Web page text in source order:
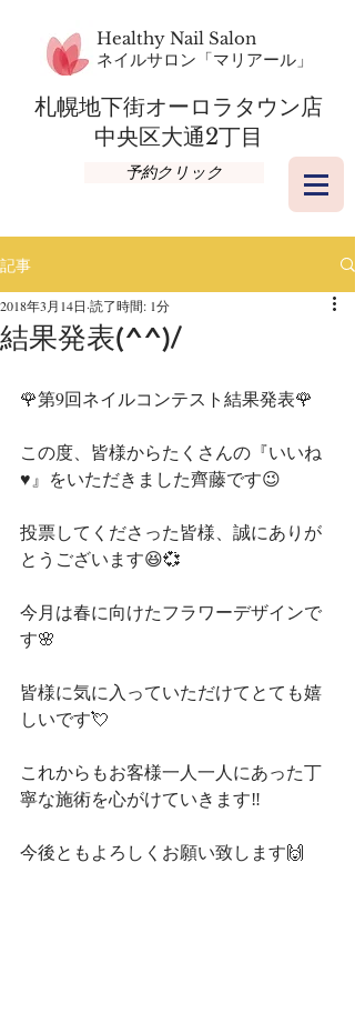
Healthy Nail Salon
​ネイルサロン「マリアール」
札幌地下街オーロラタウン店​
​中央区大通2丁目
予約クリック
記事
結果発表(^^)/
2018年3月14日 読了時間: 1分
🌹第9回ネイルコンテスト結果発表🌹
この度、皆様からたくさんの『いいね
♥』をいただきました齊藤です😉
投票してくださった皆様、誠にありが
とうございます😆💞
今月は春に向けたフラワーデザインで
す🌸
皆様に気に入っていただけてとても嬉
しいです💘
これからもお客様一人一人にあった丁
寧な施術を心がけていきます‼️
今後ともよろしくお願い致します🙌